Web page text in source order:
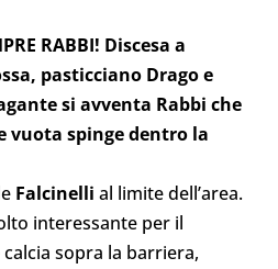
RABBI! Discesa a
pasticciano Drago e
si avventa Rabbi che
vuota spinge dentro la
Falcinelli al limite dell’area.
interessante per il
calcia sopra la barriera,